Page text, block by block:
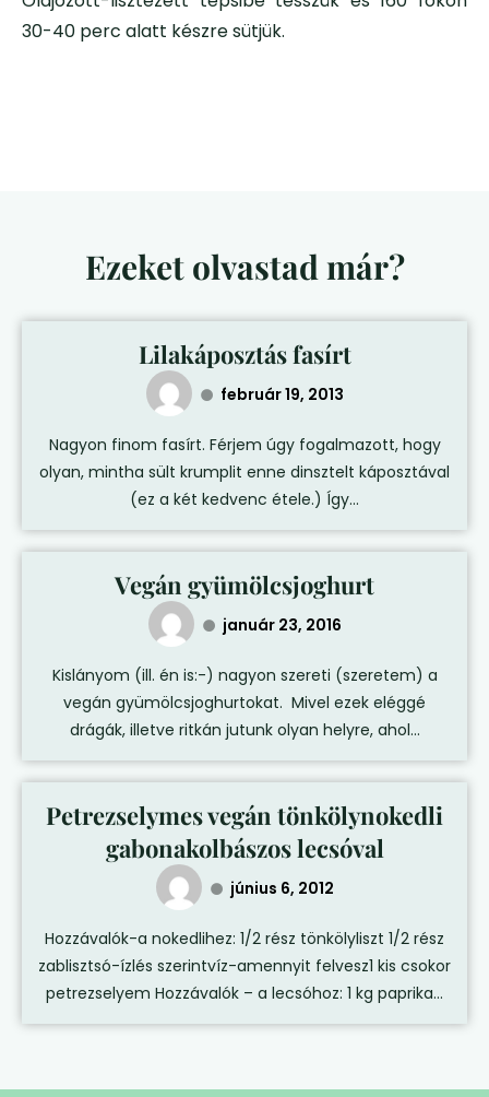
30-40 perc alatt készre sütjük.
Ezeket olvastad már?
Lilakáposztás fasírt
február 19, 2013
Nagyon finom fasírt. Férjem úgy fogalmazott, hogy
olyan, mintha sült krumplit enne dinsztelt káposztával
(ez a két kedvenc étele.) Így...
Vegán gyümölcsjoghurt
január 23, 2016
Kislányom (ill. én is:-) nagyon szereti (szeretem) a
vegán gyümölcsjoghurtokat. Mivel ezek eléggé
drágák, illetve ritkán jutunk olyan helyre, ahol...
Petrezselymes vegán tönkölynokedli
gabonakolbászos lecsóval
június 6, 2012
Hozzávalók-a nokedlihez: 1/2 rész tönkölyliszt 1/2 rész
zablisztsó-ízlés szerintvíz-amennyit felvesz1 kis csokor
petrezselyem Hozzávalók – a lecsóhoz: 1 kg paprika...